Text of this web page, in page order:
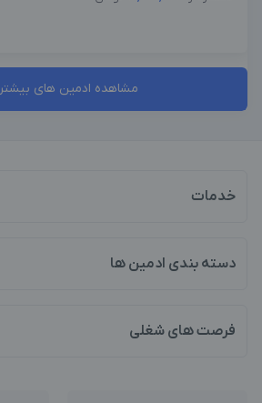
مشاهده ادمین های بیشتر
خدمات
دسته بندی ادمین ها
فرصت های شغلی